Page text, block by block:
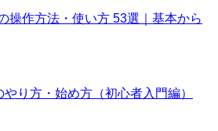
操作方法・使い方 53選｜基本から
り方・始め方（初心者入門編）